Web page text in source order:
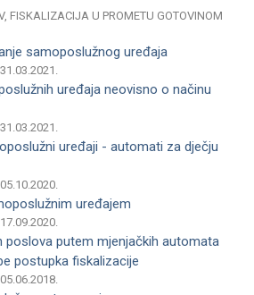
FISKALIZACIJA U PROMETU GOTOVINOM
samoposlužnog uređaja
uređaja neovisno o načinu
uređaji - automati za dječju
uređajem
poslova putem mjenjačkih automata
postupka fiskalizacije